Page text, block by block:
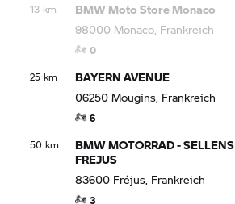
13 km
BMW Moto Store Monaco
98000 Monaco, Frankreich
0
25 km
BAYERN AVENUE
06250 Mougins, Frankreich
6
50 km BMW MOTORRAD- SELLENS
FREJUS
83600 Fréjus, Frankreich
3